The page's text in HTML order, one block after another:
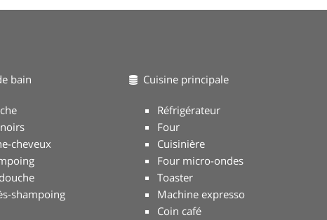
bain
cheveux
shampoing
Cuisine principale
Réfrigérateur
Four
Cuisinière
Four micro-ondes
Toaster
Machine expresso
Coin café